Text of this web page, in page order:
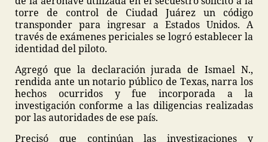
torre de control de Ciudad Juárez un código
transponder para ingresar a Estados Unidos. A
través de exámenes periciales se logró establecer la
identidad del piloto.
Agregó que la declaración jurada de Ismael N.,
rendida ante un notario público de Texas, narra los
hechos ocurridos y fue incorporada a la
investigación conforme a las diligencias realizadas
por las autoridades de ese país.
Precisó que continúan las investigaciones y